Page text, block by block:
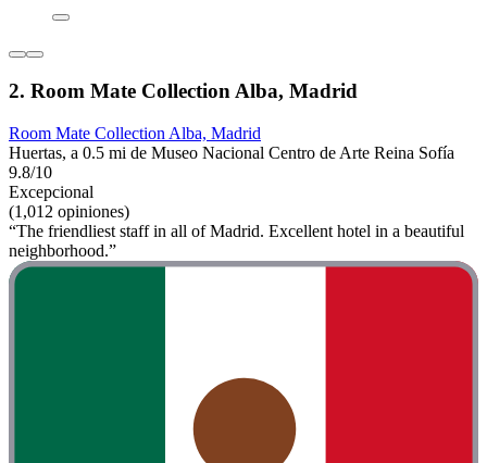
2. Room Mate Collection Alba, Madrid
Room Mate Collection Alba, Madrid
Huertas, a 0.5 mi de Museo Nacional Centro de Arte Reina Sofía
9.8/10
Excepcional
(1,012 opiniones)
“The friendliest staff in all of Madrid. Excellent hotel in a beautiful
neighborhood.”